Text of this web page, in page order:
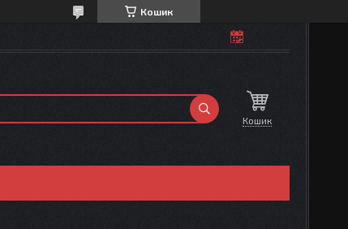
Кошик
Кошик